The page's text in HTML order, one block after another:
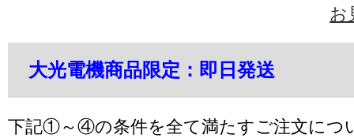
お
大光電機商品限定：即日発送
下記①～④の条件を全て満たすご注文につ